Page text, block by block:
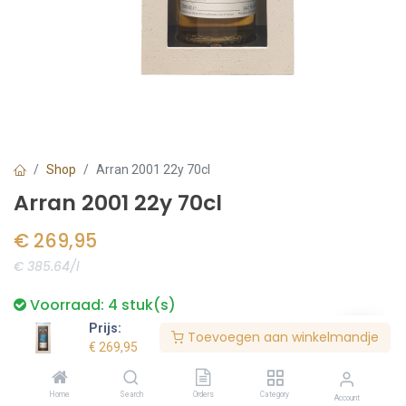
Prijs:
€ 269,95
Toevoegen aan winkelmandje
Home Search Orders Category Account
Shop Arran 2001 22y 70cl
Arran 2001 22y 70cl
€ 269,95
€ 385.64/l
Voorraad: 4 stuk(s)
Bestel nu